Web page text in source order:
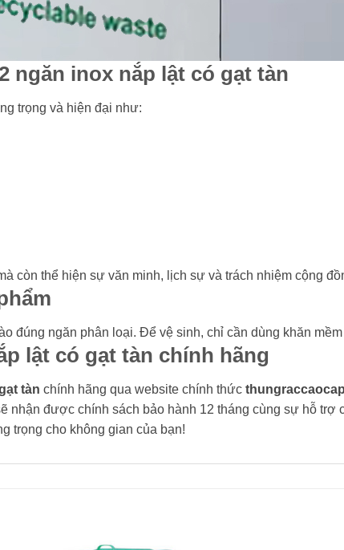
ngăn inox nắp lật có gạt tàn
trọng và hiện đại như:
còn thể hiện sự văn minh, lịch sự và trách nhiệm cộng
đúng ngăn phân loại. Để vệ sinh, chỉ cần dùng khăn
lật có gạt tàn chính hãng
tàn chính hãng qua website chính thức
nhận được chính sách bảo hành 12 tháng cùng sự hỗ trợ
trọng cho không gian của bạn!